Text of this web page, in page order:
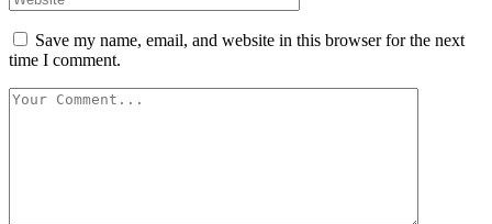
Save my name, email, and website in this browser for the next
time I comment.